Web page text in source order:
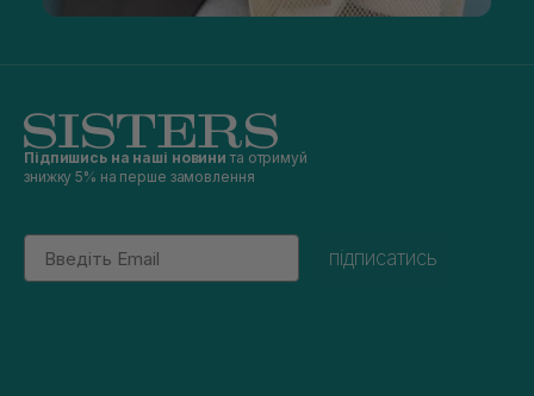
Підпишись на наші новини та отримуй
знижку 5% на перше замовлення
Email
підписатись